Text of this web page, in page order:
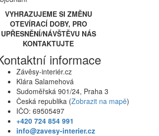
VYHRAZUJEME SI ZMĚNU
OTEVÍRACÍ DOBY, PRO
UPŘESNĚNÍ/NÁVŠTĚVU NÁS
KONTAKTUJTE
informace
Závěsy-interiér.cz
Klára Salamehová
Sudoměřská 901/24, Praha 3
Česká republika (Zobrazit na mapě)
IČO: 69505497
+420 724 854 991
info@zavesy-interier.cz